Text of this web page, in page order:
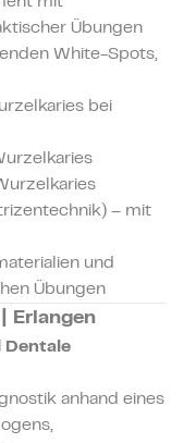
Übungen
White-Spots,
bei
– mit
und
Übungen
Erlangen
Dentale
anhand eines